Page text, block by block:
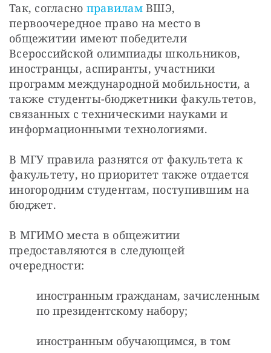
Так, согласно правилам ВШЭ,
первоочередное право на место в
общежитии имеют победители
Всероссийской олимпиады школьников,
иностранцы, аспиранты, участники
программ международной мобильности, а
также студенты-бюджетники факультетов,
связанных с техническими науками и
информационными технологиями.
В МГУ правила разнятся от факультета к
факультету, но приоритет также отдается
иногородним студентам, поступившим на
бюджет.
В МГИМО места в общежитии
предоставляются в следующей
очередности:
иностранным гражданам, зачисленным
по президентскому набору;
иностранным обучающимся, в том